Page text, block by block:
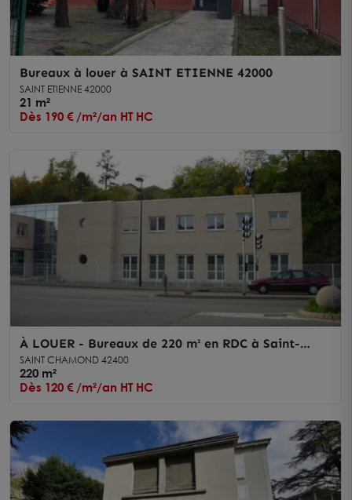
Bureaux à louer à SAINT ETIENNE 42000
SAINT ETIENNE 42000
21 m²
Dès 190 € /m²/an HT HC
À LOUER - Bureaux de 220 m² en RDC à Saint-
Chamond
SAINT CHAMOND 42400
220 m²
Dès 120 € /m²/an HT HC